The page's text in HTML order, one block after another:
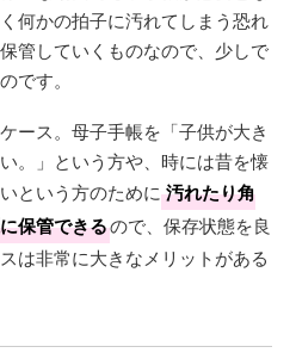
何かの拍子に汚れてしまう恐れ
管していくものなので、少しで
です。
ース。母子手帳を「子供が大き
。」という方や、時には昔を懐
という方のために 汚れたり角
保管できるので、保存状態を良
は非常に大きなメリットがある